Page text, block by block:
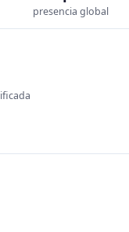
presencia global